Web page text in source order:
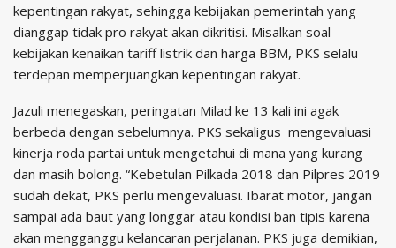
kepentingan rakyat, sehingga kebijakan pemerintah yang
dianggap tidak pro rakyat akan dikritisi. Misalkan soal
kebijakan kenaikan tariff listrik dan harga BBM, PKS selalu
terdepan memperjuangkan kepentingan rakyat.
Jazuli menegaskan, peringatan Milad ke 13 kali ini agak
berbeda dengan sebelumnya. PKS sekaligus mengevaluasi
kinerja roda partai untuk mengetahui di mana yang kurang
dan masih bolong. “Kebetulan Pilkada 2018 dan Pilpres 2019
sudah dekat, PKS perlu mengevaluasi. Ibarat motor, jangan
sampai ada baut yang longgar atau kondisi ban tipis karena
akan mengganggu kelancaran perjalanan. PKS juga demikian,